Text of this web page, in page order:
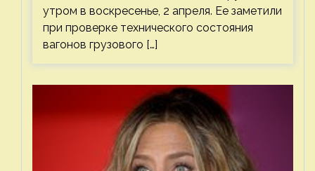
утром в воскресенье, 2 апреля. Ее заметили
при проверке технического состояния
вагонов грузового […]